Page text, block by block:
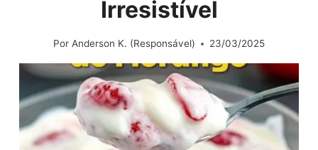
Irresistível
Por Anderson K. (Responsável) 23/03/2025